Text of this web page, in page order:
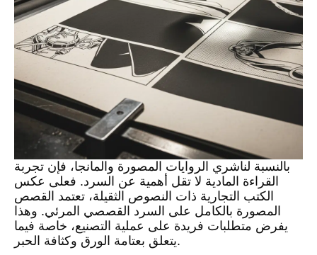
بالنسبة لناشري الروايات المصورة والمانجا، فإن تجربة
القراءة المادية لا تقل أهمية عن السرد. فعلى عكس
الكتب التجارية ذات النصوص الثقيلة، تعتمد القصص
المصورة بالكامل على السرد القصصي المرئي. وهذا
يفرض متطلبات فريدة على عملية التصنيع، خاصة فيما
يتعلق بعتامة الورق وكثافة الحبر.